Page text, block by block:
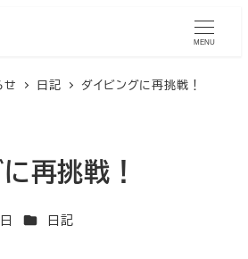
MENU
せ 日記 ダイビングに再挑戦！
再挑戦！
カテゴリー
日記